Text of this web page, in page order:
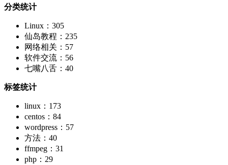
分类统计
Linux：305
仙岛教程：235
网络相关：57
软件交流：56
七嘴八舌：40
标签统计
linux：173
centos：84
wordpress：57
方法：40
ffmpeg：31
php：29